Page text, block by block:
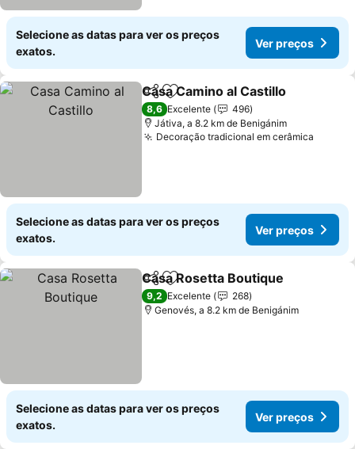
Selecione as datas para ver os preços
exatos.
Ver preços
PartilharAdicionar aos favoritos
Casa Camino al Castillo
8,6 Excelente
496
Játiva, a 8.2 km de Benigánim
Decoração tradicional em cerâmica
Selecione as datas para ver os preços
exatos.
Ver preços
PartilharAdicionar aos favoritos
Casa Rosetta Boutique
9,2 Excelente
268
Genovés, a 8.2 km de Benigánim
Selecione as datas para ver os preços
exatos.
Ver preços